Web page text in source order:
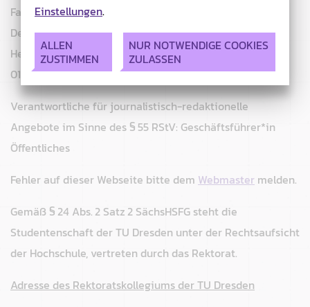
Fachschaftsrat Wirtschaftswissenschaften
Der Fakultät Wirtschaftswissenschaften
Helmholtzstraße 10
01069 Dresden
Verantwortliche für journalistisch-redaktionelle
Angebote im Sinne des § 55 RStV: Geschäftsführer*in
Öffentliches
Fehler auf dieser Webseite bitte dem Webmaster melden.
Gemäß § 24 Abs. 2 Satz 2 SächsHSFG steht die
Studentenschaft der TU Dresden unter der Rechtsaufsicht
der Hochschule, vertreten durch das Rektorat.
Adresse des Rektoratskollegiums der TU Dresden
Einstellungen.
ALLEN
ZUSTIMMEN
NUR NOTWENDIGE COOKIES
ZULASSEN